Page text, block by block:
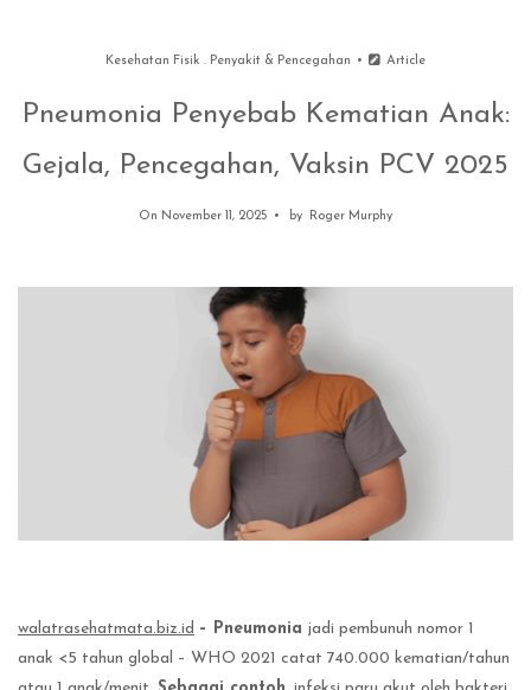
Kesehatan Fisik . Penyakit & Pencegahan Article
Pneumonia Penyebab Kematian Anak:
Gejala, Pencegahan, Vaksin PCV 2025
On November 11, 2025 by Roger Murphy
walatrasehatmata.biz.id – Pneumonia jadi pembunuh nomor 1
anak <5 tahun global – WHO 2021 catat 740.000 kematian/tahun